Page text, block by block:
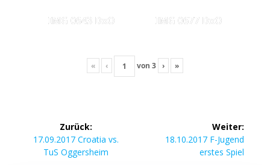
IMG 0643 DxO IMG 0677 DxO
« ‹ von 3 › »
Beitragsnavigation
Zurück:
Vorheriger
Beitrag:
17.09.2017 Croatia vs.
TuS Oggersheim
Weiter:
Nächster
18.10.2017 F-Jugend
erstes Spiel